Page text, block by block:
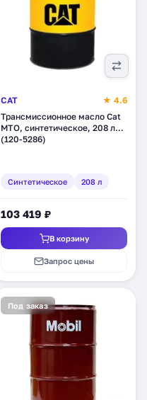
CAT
★ 4.6
Трансмиссионное масло Cat
MTO, синтетическое, 208 л
(120-5286)
Синтетическое 208 л
103 419 ₽
В корзину
Запрос цены
Под заказ